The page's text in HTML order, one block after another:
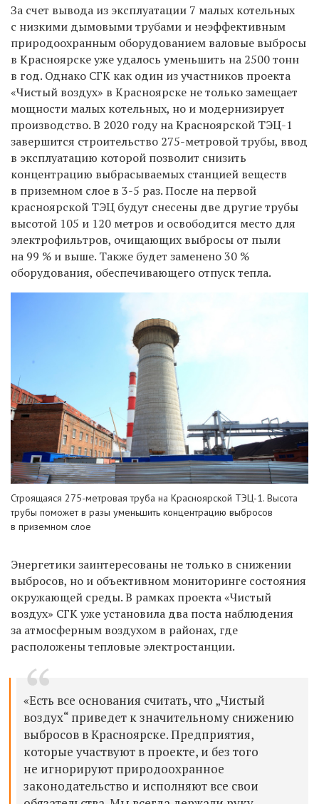
За счет вывода из эксплуатации 7 малых котельных
с низкими дымовыми трубами и неэффективным
природоохранным оборудованием валовые выбросы
в Красноярске уже удалось уменьшить на 2500 тонн
в год. Однако СГК как один из участников проекта
«Чистый воздух» в Красноярске не только замещает
мощности малых котельных, но и модернизирует
производство. В 2020 году наКрасноярской ТЭЦ-1
завершится строительство 275-метровой трубы, ввод
в эксплуатацию которой позволит снизить
концентрацию выбрасываемых станцией веществ
в приземном слое в 3-5 раз. После на первой
красноярской ТЭЦ будут снесены две другие трубы
высотой 105 и 120 метров и освободится место для
электрофильтров, очищающих выбросы от пыли
на 99 % и выше. Также будет заменено 30 %
оборудования, обеспечивающего отпуск тепла.
Строящаяся 275-метровая труба на Красноярской ТЭЦ-1. Высота
трубы поможет в разы уменьшить концентрацию выбросов
в приземном слое
Энергетики заинтересованы не только в снижении
выбросов, но и объективном мониторинге состояния
окружающей среды. В рамках проекта «Чистый
воздух» СГК уже установила два поста наблюдения
за атмосферным воздухом в районах, где
расположены тепловые электростанции.
«Есть все основания считать, что „Чистый
воздух“ приведет к значительному снижению
выбросов в Красноярске. Предприятия,
которые участвуют в проекте, и без того
не игнорируют природоохранное
законодательство и исполняют все свои